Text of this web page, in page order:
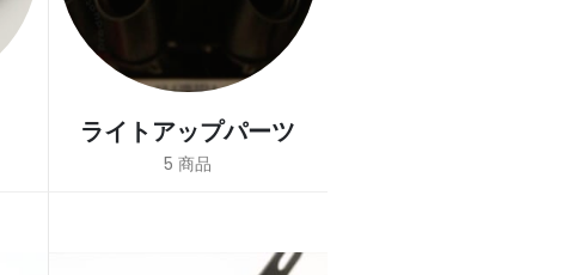
ライトアップパーツ
5 商品